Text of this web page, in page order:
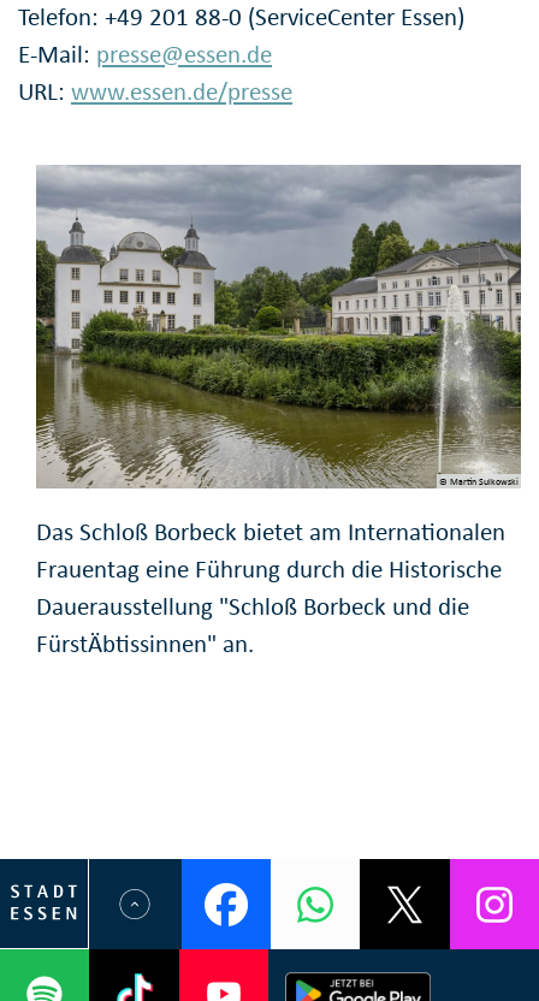
Telefon: +49 201 88-0 (ServiceCenter Essen)
E-Mail: presse@essen.de
URL: www.essen.de/presse
© Martin Sulkowski
Das Schloß Borbeck bietet am Internationalen
Frauentag eine Führung durch die Historische
Dauerausstellung "Schloß Borbeck und die
FürstÄbtissinnen" an.